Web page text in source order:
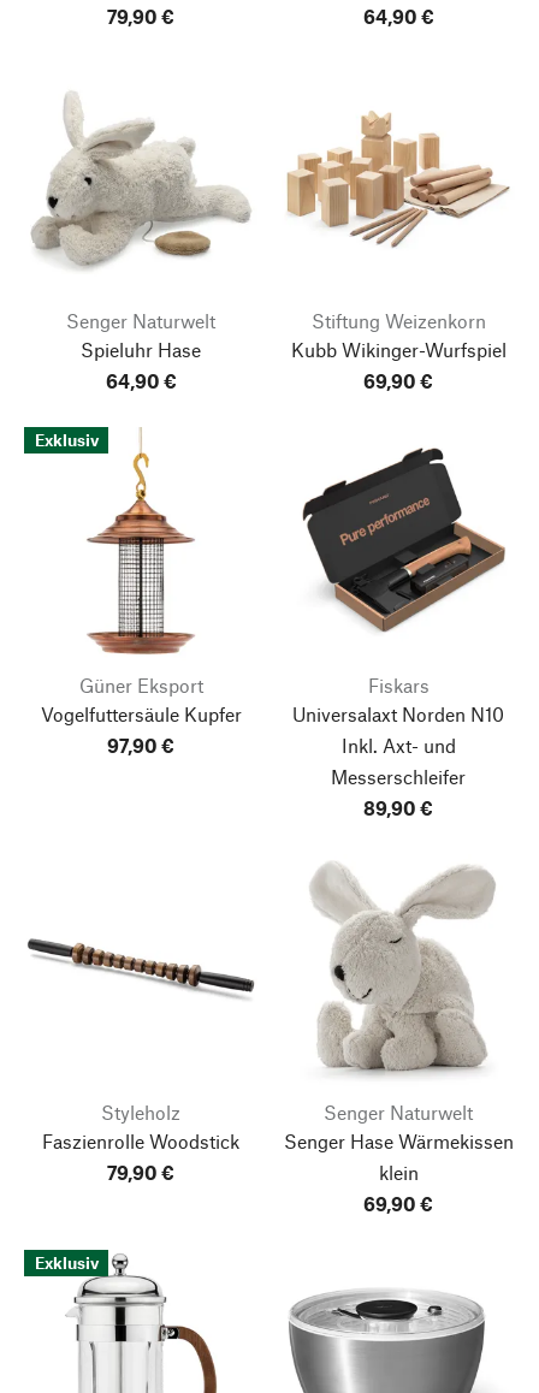
79,90 € 64,90 €
Senger Naturwelt
Spieluhr Hase
64,90 €
Stiftung Weizenkorn
Kubb Wikinger-Wurfspiel
69,90 €
Exklusiv
Güner Eksport
Vogelfuttersäule Kupfer
97,90 €
Fiskars
Universalaxt Norden N10
Inkl. Axt- und
Messerschleifer
89,90 €
Styleholz
Faszienrolle Woodstick
79,90 €
Senger Naturwelt
Senger Hase Wärmekissen
klein
69,90 €
Exklusiv